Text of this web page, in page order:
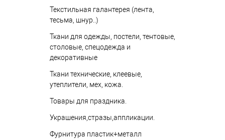
Текстильная галантерея (лента,
тесьма, шнур..)
Ткани для одежды, постели, тентовые,
столовые, спецодежда и
декоративные
Ткани технические, клеевые,
утеплители, мех, кожа.
Товары для праздника.
Украшения,стразы,аппликации.
Фурнитура пластик+металл